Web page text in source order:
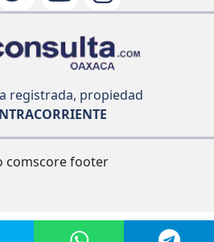
registrada, propiedad